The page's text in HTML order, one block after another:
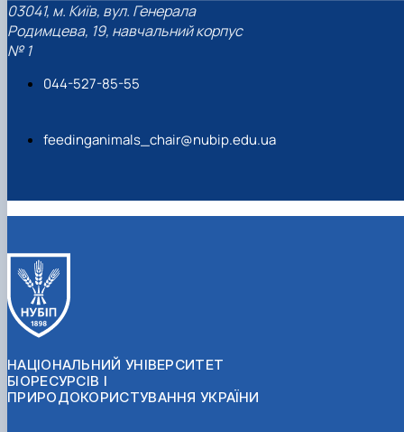
03041, м. Київ, вул. Генерала
Родимцева, 19, навчальний корпус
№ 1
044-527-85-55
feedinganimals_chair@nubip.edu.ua
НАЦІОНАЛЬНИЙ УНІВЕРСИТЕТ
БІОРЕСУРСІВ І
ПРИРОДОКОРИСТУВАННЯ УКРАЇНИ